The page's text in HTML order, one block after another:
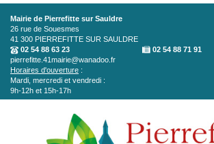
Aller au contenu principal
Mairie de Pierrefitte sur Sauldre
26 rue de Souesmes
41 300 PIERREFITTE SUR SAULDRE
02 54 88 63 23
02 54 88 71 91
pierrefitte.41mairie@wanadoo.fr
Horaires d'ouverture :
Mardi, mercredi et vendredi :
9h-12h et 15h-17h